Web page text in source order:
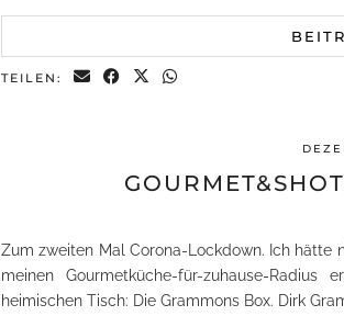
TEILEN:
Zum zweiten Mal Corona-Lockdown. Ich hätte
meinen Gourmetküche-für-zuhause-
heimischen Tisch: Die Grammons Box. Dirk